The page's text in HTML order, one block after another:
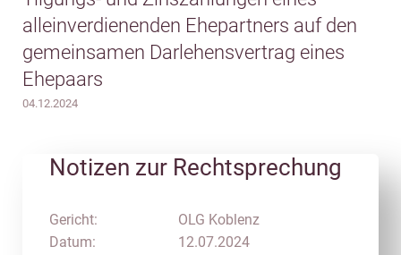
alleinverdienenden Ehepartners auf den
gemeinsamen Darlehensvertrag eines
Ehepaars
04.12.2024
Notizen zur Rechtsprechung
Gericht:
Datum:
OLG Koblenz
12.07.2024